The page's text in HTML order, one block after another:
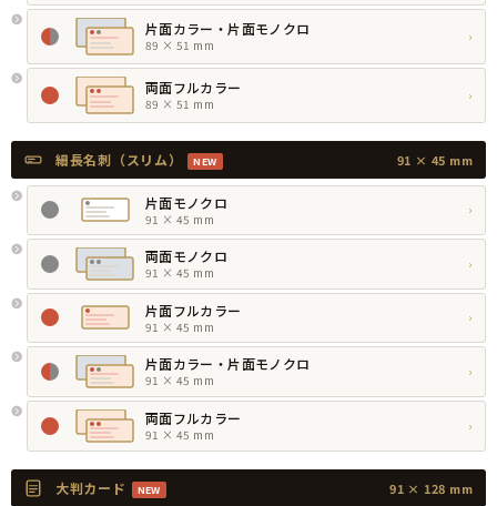
片面カラー・片面モノクロ
89 × 51 mm
›
両面フルカラー
89 × 51 mm
›
細長名刺（スリム） NEW 91 × 45 mm
片面モノクロ
91 × 45 mm
›
両面モノクロ
91 × 45 mm
›
片面フルカラー
91 × 45 mm
›
片面カラー・片面モノクロ
91 × 45 mm
›
両面フルカラー
91 × 45 mm
›
大判カード NEW 91 × 128 mm